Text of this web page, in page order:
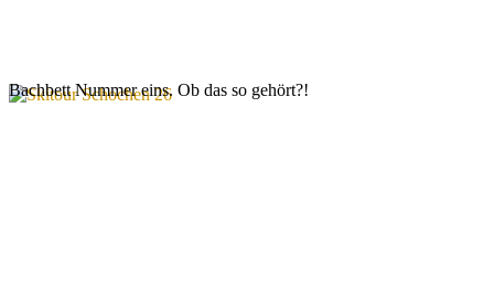
Bachbett Nummer eins. Ob das so gehört?!